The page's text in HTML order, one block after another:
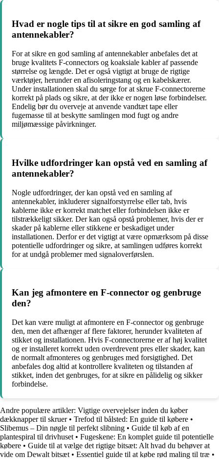
Hvad er nogle tips til at sikre en god samling af
antennekabler?
For at sikre en god samling af antennekabler anbefales det at
bruge kvalitets F-connectors og koaksiale kabler af passende
størrelse og længde. Det er også vigtigt at bruge de rigtige
værktøjer, herunder en afisoleringstang og en kabelskærer.
Under installationen skal du sørge for at skrue F-connectorerne
korrekt på plads og sikre, at der ikke er nogen løse forbindelser.
Endelig bør du overveje at anvende vandtæt tape eller
fugemasse til at beskytte samlingen mod fugt og andre
miljømæssige påvirkninger.
Hvilke udfordringer kan opstå ved en samling af
antennekabler?
Nogle udfordringer, der kan opstå ved en samling af
antennekabler, inkluderer signalforstyrrelse eller tab, hvis
kablerne ikke er korrekt matchet eller forbindelsen ikke er
tilstrækkeligt sikker. Der kan også opstå problemer, hvis der er
skader på kablerne eller stikkene er beskadiget under
installationen. Derfor er det vigtigt at være opmærksom på disse
potentielle udfordringer og sikre, at samlingen udføres korrekt
for at undgå problemer med signaloverførslen.
Kan jeg afmontere en F-connector og genbruge
den?
Det kan være muligt at afmontere en F-connector og genbruge
den, men det afhænger af flere faktorer, herunder kvaliteten af
stikket og installationen. Hvis F-connectorerne er af høj kvalitet
og er installeret korrekt uden overdrevent pres eller skader, kan
de normalt afmonteres og genbruges med forsigtighed. Det
anbefales dog altid at kontrollere kvaliteten og tilstanden af
stikket, inden det genbruges, for at sikre en pålidelig og sikker
forbindelse.
Andre populære artikler: Vigtige overvejelser inden du køber
dækknapper til skruer• Trefod til bålsted: En guide til købere •
Slibemus – Din nøgle til perfekt slibning • Guide til køb af en
plantespiral til drivhuset • Fugeskene: En komplet guide til potentielle
købere • Guide til at vælge det rigtige bitsæt: Alt hvad du behøver at
vide om Dewalt bitsæt • Essentiel guide til at købe rød maling til træ •